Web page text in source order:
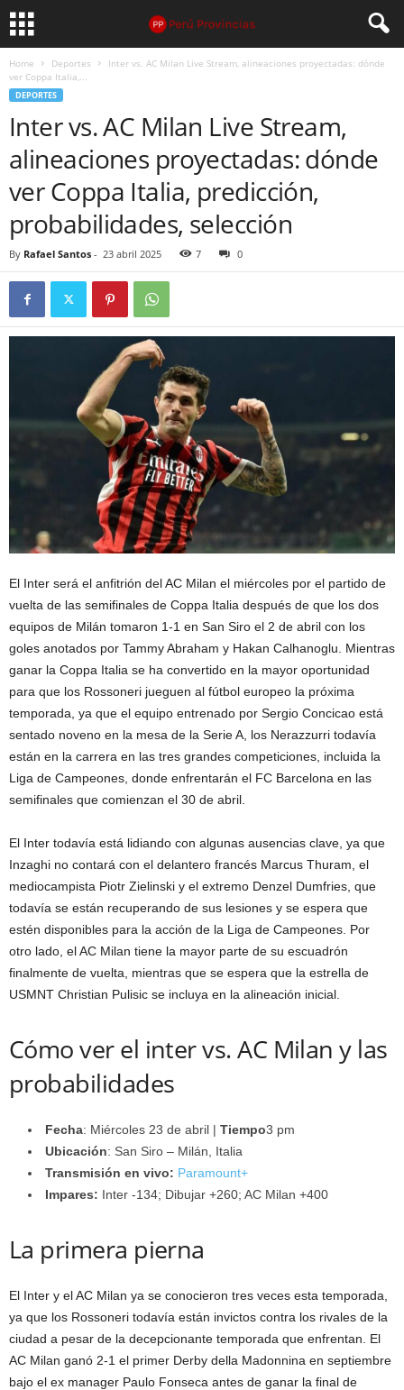
Home Deportes
Inter vs. AC Milan Live Stream, alineaciones proyectadas: dónde
ver Coppa Italia,...
DEPORTES
Inter vs. AC Milan Live Stream,
alineaciones proyectadas: dónde
ver Coppa Italia, predicción,
probabilidades, selección
By Rafael Santos - 23 abril 2025 7 0
El Inter será el anfitrión del AC Milan el miércoles por el partido de
vuelta de las semifinales de Coppa Italia después de que los dos
equipos de Milán tomaron 1-1 en San Siro el 2 de abril con los
goles anotados por Tammy Abraham y Hakan Calhanoglu. Mientras
ganar la Coppa Italia se ha convertido en la mayor oportunidad
para que los Rossoneri jueguen al fútbol europeo la próxima
temporada, ya que el equipo entrenado por Sergio Concicao está
sentado noveno en la mesa de la Serie A, los Nerazzurri todavía
están en la carrera en las tres grandes competiciones, incluida la
Liga de Campeones, donde enfrentarán el FC Barcelona en las
semifinales que comienzan el 30 de abril.
El Inter todavía está lidiando con algunas ausencias clave, ya que
Inzaghi no contará con el delantero francés Marcus Thuram, el
mediocampista Piotr Zielinski y el extremo Denzel Dumfries, que
todavía se están recuperando de sus lesiones y se espera que
estén disponibles para la acción de la Liga de Campeones. Por
otro lado, el AC Milan tiene la mayor parte de su escuadrón
finalmente de vuelta, mientras que se espera que la estrella de
USMNT Christian Pulisic se incluya en la alineación inicial.
Cómo ver el inter vs. AC Milan y las
probabilidades
Fecha: Miércoles 23 de abril | Tiempo3 pm
Ubicación: San Siro – Milán, Italia
Transmisión en vivo: Paramount+
Impares: Inter -134; Dibujar +260; AC Milan +400
La primera pierna
El Inter y el AC Milan ya se conocieron tres veces esta temporada,
ya que los Rossoneri todavía están invictos contra los rivales de la
ciudad a pesar de la decepcionante temporada que enfrentan. El
AC Milan ganó 2-1 el primer Derby della Madonnina en septiembre
bajo el ex manager Paulo Fonseca antes de ganar la final de